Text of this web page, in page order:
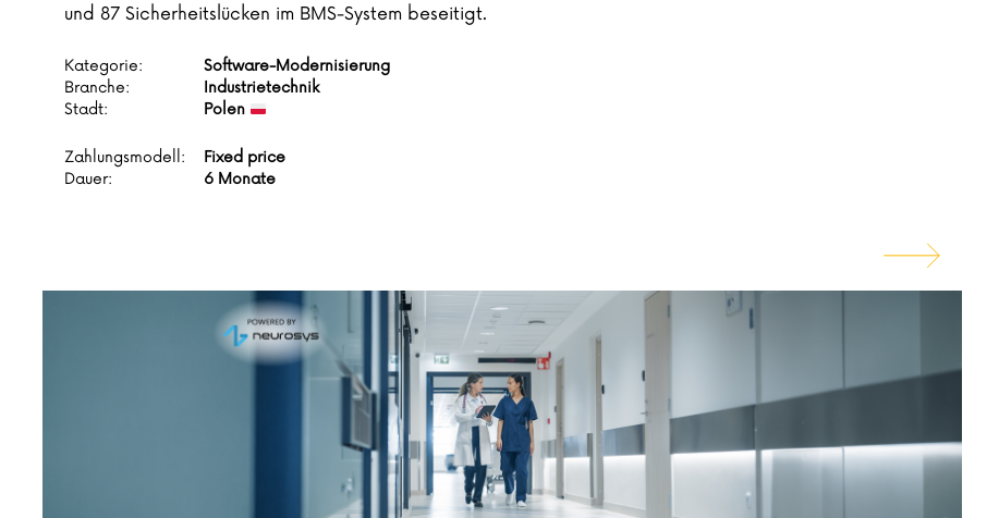
und 87 Sicherheitslücken im BMS-System beseitigt.
Kategorie:
Software-Modernisierung
Branche:
Industrietechnik
Stadt:
Polen
Zahlungsmodell:
Fixed price
Dauer:
6 Monate